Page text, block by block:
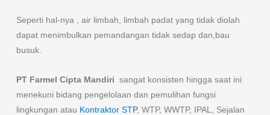
Seperti hal-nya , air limbah, limbah padat yang tidak diolah
dapat menimbulkan pemandangan tidak sedap dan,bau
busuk.
PT Farmel Cipta Mandiri sangat konsisten hingga saat ini
menekuni bidang pengelolaan dan pemulihan fungsi
lingkungan atau Kontraktor STP, WTP, WWTP, IPAL, Sejalan